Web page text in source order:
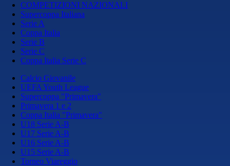
COMPETIZIONI NAZIONALI
Supercoppa Italiana
Serie A
Coppa Italia
Serie B
Serie C
Coppa Italia Serie C
Calcio Giovanile
UEFA Youth League
Supercoppa "Primavera"
Primavera 1 e 2
Coppa Italia "Primavera"
U18 Serie A-B
U17 Serie A-B
U16 Serie A-B
U15 Serie A-B
Torneo Viareggio